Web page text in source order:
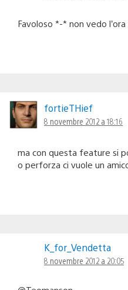
Favoloso *-* non vedo l’ora
fortieTHief
8 novembre 2012 a 18:16
ma con questa feature si
o perforza ci vuole un
K_for_Vendetta
8 novembre 2012 a 20:05